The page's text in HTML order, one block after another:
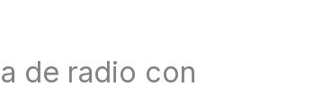
de radio con